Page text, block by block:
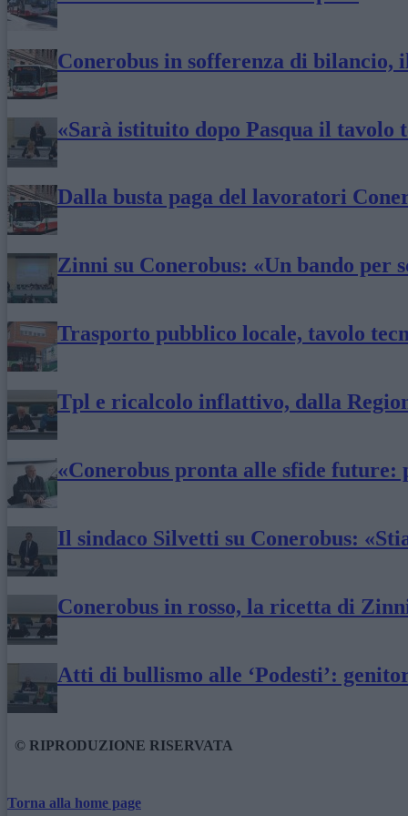
Conerobus in sofferenza di bilancio,
«Sarà istituito dopo Pasqua il tavolo
Dalla busta paga del lavoratori
Zinni su Conerobus: «Un bando per
Trasporto pubblico locale, tavolo
Tpl e ricalcolo inflattivo, dalla
«Conerobus pronta alle sfide future:
Il sindaco Silvetti su Conerobus:
Conerobus in rosso, la ricetta di
Atti di bullismo alle ‘Podesti’:
© RIPRODUZIONE RISERVATA
Torna alla home page